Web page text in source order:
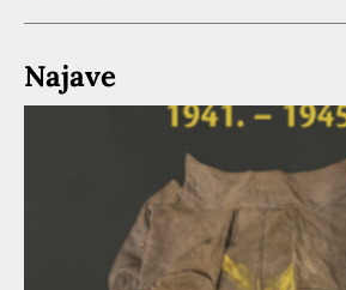
Najave